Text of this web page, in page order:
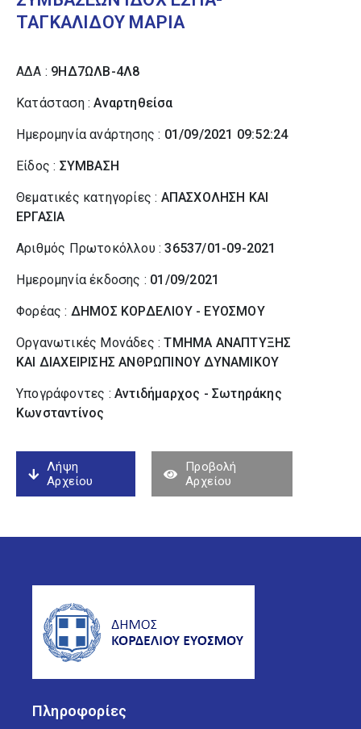
ΤΑΓΚΑΛΙΔΟΥ ΜΑΡΙΑ
ΑΔΑ : 9ΗΔ7ΩΛΒ-4Λ8
Κατάσταση :Αναρτηθείσα
Ημερομηνία ανάρτησης : 01/09/2021 09:52:24
Είδος : ΣΥΜΒΑΣΗ
Θεματικές κατηγορίες : ΑΠΑΣΧΟΛΗΣΗ ΚΑΙ
ΕΡΓΑΣΙΑ
Αριθμός Πρωτοκόλλου :36537/01-09-2021
Ημερομηνία έκδοσης : 01/09/2021
Φορέας : ΔΗΜΟΣ ΚΟΡΔΕΛΙΟΥ - ΕΥΟΣΜΟΥ
Οργανωτικές Μονάδες :ΤΜΗΜΑ ΑΝΑΠΤΥΞΗΣ
ΚΑΙ ΔΙΑΧΕΙΡΙΣΗΣ ΑΝΘΡΩΠΙΝΟΥ ΔΥΝΑΜΙΚΟΥ
Υπογράφοντες : Αντιδήμαρχος - Σωτηράκης
Κωνσταντίνος
Λήψη
Αρχείου
Προβολή
Αρχείου
Πληροφορίες